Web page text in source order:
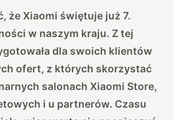
że Xiaomi świętuje już 7.
w naszym kraju. Z tej
dla swoich klientów
ofert, z których skorzystać
salonach Xiaomi Store,
i u partnerów. Czasu